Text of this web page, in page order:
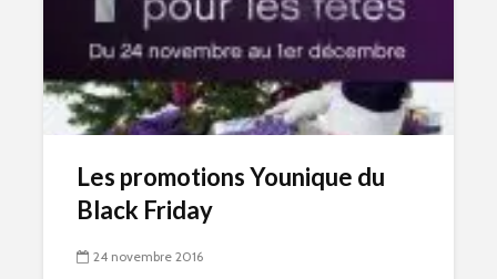
Les promotions Younique du
Black Friday
24 novembre 2016